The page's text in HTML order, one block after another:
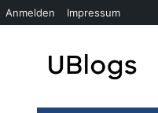
Anmelden Impressum